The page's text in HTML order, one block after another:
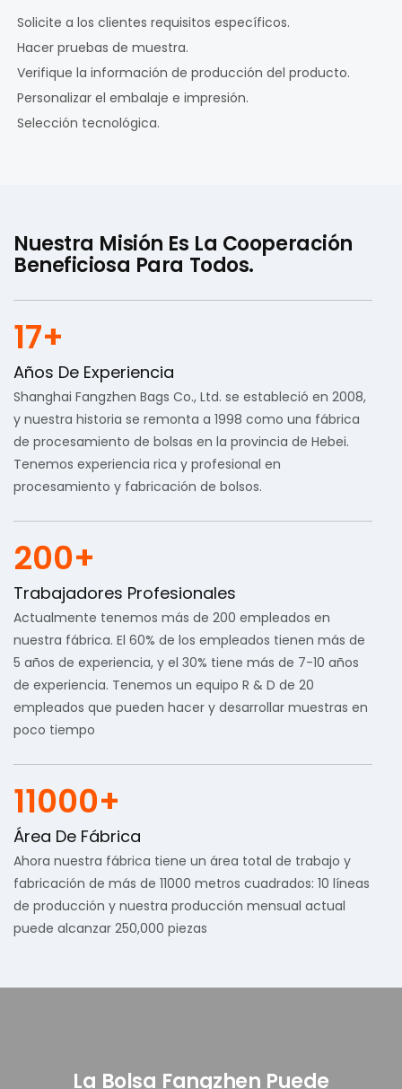
Solicite a los clientes requisitos específicos.
Hacer pruebas de muestra.
Verifique la información de producción del producto.
Personalizar el embalaje e impresión.
Selección tecnológica.
Nuestra Misión Es La Cooperación
Beneficiosa Para Todos.
17+
Años De Experiencia
Shanghai Fangzhen Bags Co., Ltd. se estableció en 2008,
y nuestra historia se remonta a 1998 como una fábrica
de procesamiento de bolsas en la provincia de Hebei.
Tenemos experiencia rica y profesional en
procesamiento y fabricación de bolsos.
200+
Trabajadores Profesionales
Actualmente tenemos más de 200 empleados en
nuestra fábrica. El 60% de los empleados tienen más de
5 años de experiencia, y el 30% tiene más de 7-10 años
de experiencia. Tenemos un equipo R & D de 20
empleados que pueden hacer y desarrollar muestras en
poco tiempo
11000+
Área De Fábrica
Ahora nuestra fábrica tiene un área total de trabajo y
fabricación de más de 11000 metros cuadrados: 10 líneas
de producción y nuestra producción mensual actual
puede alcanzar 250,000 piezas
La Bolsa Fangzhen Puede